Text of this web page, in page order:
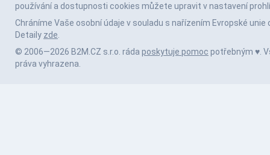
používání a dostupnosti cookies můžete upravit v nastavení
Chráníme Vaše osobní údaje v souladu s nařízením Evropské unie
Detaily zde.
© 2006—2026 B2M.CZ s.r.o. ráda poskytuje pomoc potřebným ♥️.
práva vyhrazena.